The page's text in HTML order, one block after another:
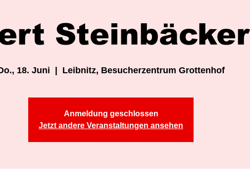
Steinbäcker
18. Juni Leibnitz, Besucherzentrum Grottenhof
Anmeldung geschlossen
Jetzt andere Veranstaltungen ansehen